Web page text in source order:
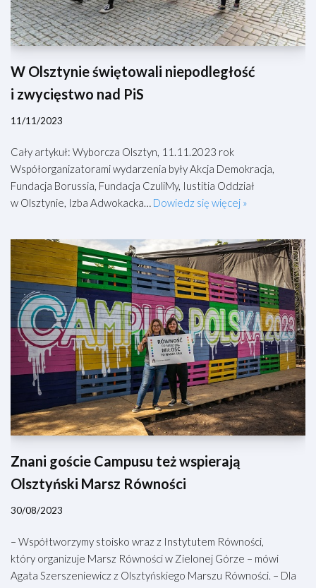
W Olsztynie świętowali niepodległość
i zwycięstwo nad PiS
11/11/2023
Cały artykuł: Wyborcza Olsztyn, 11.11.2023 rok
Współorganizatorami wydarzenia były Akcja Demokracja,
Fundacja Borussia, Fundacja CzuliMy, Iustitia Oddział
w Olsztynie, Izba Adwokacka… Dowiedz się więcej »
Znani goście Campusu też wspierają
Olsztyński Marsz Równości
30/08/2023
– Współtworzymy stoisko wraz z Instytutem Równości,
który organizuje Marsz Równości w Zielonej Górze – mówi
Agata Szerszeniewicz z Olsztyńskiego Marszu Równości. – Dla